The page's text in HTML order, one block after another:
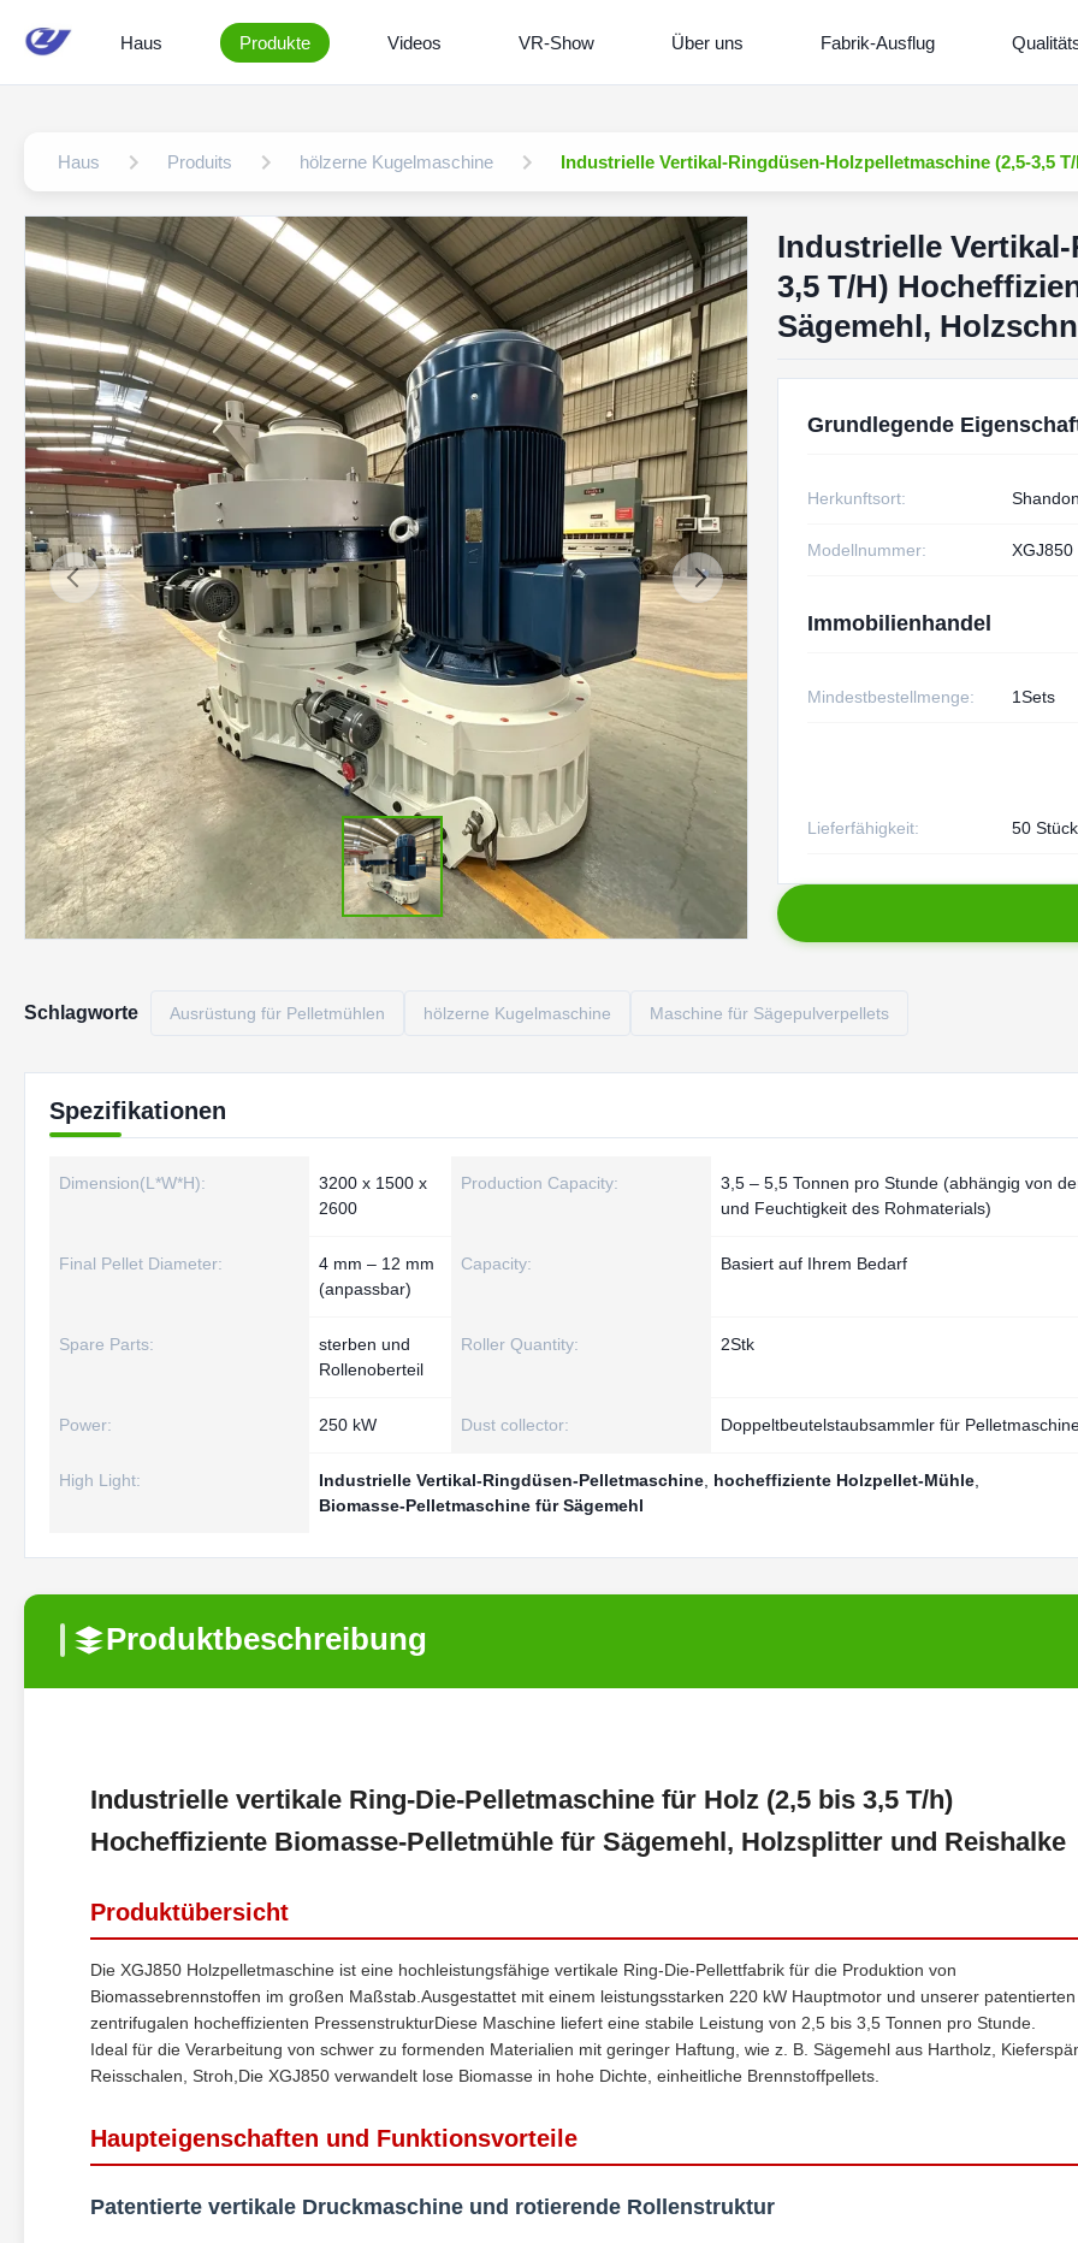
Haus Produkte Videos VR-Show Über uns Fabrik-Ausflug
Haus Produits hölzerne Kugelmaschine Industrielle Vertikal-Ringdüsen-Holzpelletmaschine (2,5-3,5
Industrielle
3,5 T/H)
Sägemehl,
Grundlegende
Herkunftsort:
Modellnummer: XGJ850
Immobilienhandel
Mindestbestellmenge: 1Sets
Lieferfähigkeit: 50
Schlagworte Ausrüstung für Pelletmühlen hölzerne Kugelmaschine Maschine für Sägepulverpellets
Spezifikationen
Dimension(L*W*H):
3200 x 1500 x
2600
Production Capacity:
3,5 – 5,5 Tonnen pro Stunde (abhängig von
und Feuchtigkeit des Rohmaterials)
Final Pellet Diameter:
4 mm – 12 mm
(anpassbar)
Capacity: Basiert auf Ihrem Bedarf
Spare Parts:
sterben und
Rollenoberteil
Roller Quantity: 2Stk
Power: 250 kW Dust collector: Doppeltbeutelstaubsammler für
High Light: Industrielle Vertikal-Ringdüsen-Pelletmaschine hocheffiziente Holzpellet-Mühle
Biomasse-Pelletmaschine für Sägemehl
Produktbeschreibung
Industrielle vertikale Ring-Die-Pelletmaschine für Holz (2,5 bis 3,5 T/h)
Hocheffiziente Biomasse-Pelletmühle für Sägemehl, Holzsplitter und Reishalke
Produktübersicht
Die XGJ850 Holzpelletmaschine ist eine hochleistungsfähige vertikale Ring-Die-Pellettfabrik für die Produktion von
Biomassebrennstoffen im großen Maßstab.Ausgestattet mit einem leistungsstarken 220 kW Hauptmotor und unserer patentierten
zentrifugalen hocheffizienten PressenstrukturDiese Maschine liefert eine stabile Leistung von 2,5 bis 3,5 Tonnen pro Stunde.
Ideal für die Verarbeitung von schwer zu formenden Materialien mit geringer Haftung, wie z. B. Sägemehl aus Hartholz,
Reisschalen, Stroh,Die XGJ850 verwandelt lose Biomasse in hohe Dichte, einheitliche Brennstoffpellets.
Haupteigenschaften und Funktionsvorteile
Patentierte vertikale Druckmaschine und rotierende Rollenstruktur